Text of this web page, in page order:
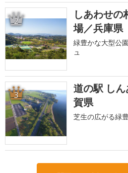
2
しあわせの
場／兵庫県
緑豊かな大型公
ュ
3
道の駅 し
賀県
芝生の広がる緑